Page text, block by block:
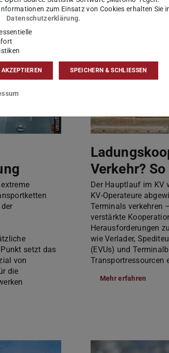
Bild: Canva/Getty Images Signature/halbergman
setzt das
von
die
Verkehr?
Der Hauptlauf im KV
KV-Operateure
Terminals verkehren
verstärkte
Herausforderungen
wie Verlader,
(EVUs) und
Transportressourcen
Mehr erfahren
zum Einsatz von Cookies erhalten Sie
Datenschutzerklärung.
SPEICHERN & SCHLIESSEN